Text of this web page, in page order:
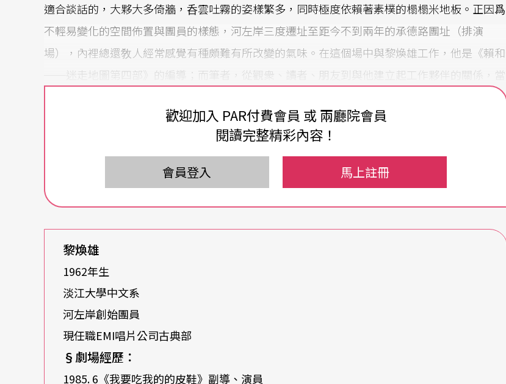
適合談話的，大夥大多倚牆，呑雲吐霧的姿樣繁多，同時極度依賴著素樸的榻榻米地板。正因爲
不輕易變化的空間佈置與團員的樣態，河左岸三度遷址至距今不到兩年的承德路團址（排演
場），內裡總還敎人經常感覺有種頗難有所改變的氣味。在這個場中與黎煥雄工作，他是《賴和
──迷走地圖第四部》的編導；而筆者，從觀衆、讀者、朋友到與他建立起工作夥伴的關係，當
爲了書寫他才進行對話的此刻，察覺到《賴和》的工作對他竟有某種決定性的階段意義，而過往
歷程沈緩地坦開正是來到這個點上的必經之路。
一九八八年之前，他是一個非正式的全職劇場人（還是學生時期）。從一九九一年開始，跟劇場
的關係與距離上，也因爲有一份白日謀生的工作，必須利用夜晚的時間進行劇場的創作，感覺仍
在一種不甚確定的探索中。特別是《海洋吿別》這部作品，由於情感內化到沒有餘地，造成太過
題，考驗自己能不能用這種非傳統的戲劇形式傳達個人對台灣史或台灣近代史的思考，並完成具
有淸楚觀點，又有劇場主題性的工作。「隱約感覺是比較健康的一次，但是不是能保証作品可以
突破以往，或有更深厚的累積」都是問號，然而卻「沒有再一次沮喪，初步通過自己的檢驗」。
黎煥雄與河左岸的關係也在這些糾葛的思緖中釐淸，「河左岸過去被一些人有所期待（並非全然
被肯定），在過去形成自己加附給自己的包袱，無形中產生莫名的使命感。但河左岸對外是一種
脈絡，而內部的成長，或我與河左岸的生命共同體是另一種脈絡；我累積我的脈絡，河左岸卻未
歡迎加入 PAR付費會員 或 兩廳院會員
閱讀完整精彩內容！
會員登入 馬上註冊
黎煥雄
1962年生
淡江大學中文系
河左岸創始團員
現任職EMI唱片公司古典部
§ 劇場經歷：
1985. 6《我要吃我的的皮鞋》副導、演員